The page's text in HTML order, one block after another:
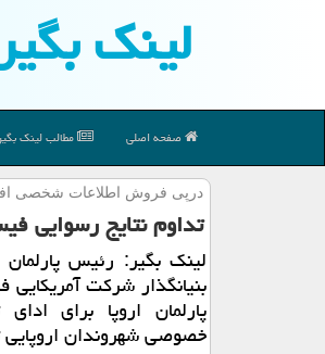
لینك
صفحه اصلی مطالب لینك
درپی فروش اطلاعات شخصی
تداوم نتایج رسوایی
لینك بگیر: رئیس پارلمان
بنیانگذار شركت
پارلمان اروپا برای
خصوصی شهروندان اروپایی